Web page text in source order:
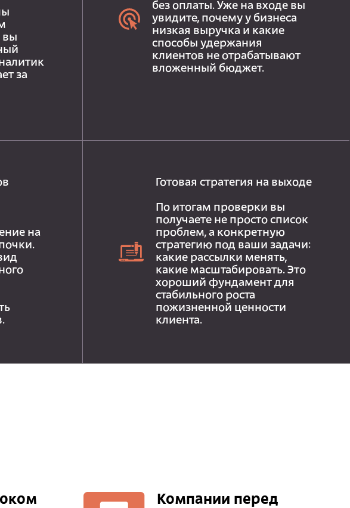
вы
за
без оплаты. Уже на входе вы
увидите, почему у бизнеса
низкая выручка и какие
способы удержания
клиентов не отрабатывают
вложенный бюджет.
на
Готовая стратегия на выходе
По итогам проверки вы
получаете не просто список
проблем, а конкретную
стратегию под ваши задачи:
какие рассылки менять,
какие масштабировать. Это
хороший фундамент для
стабильного роста
пожизненной ценности
клиента.
Компании перед